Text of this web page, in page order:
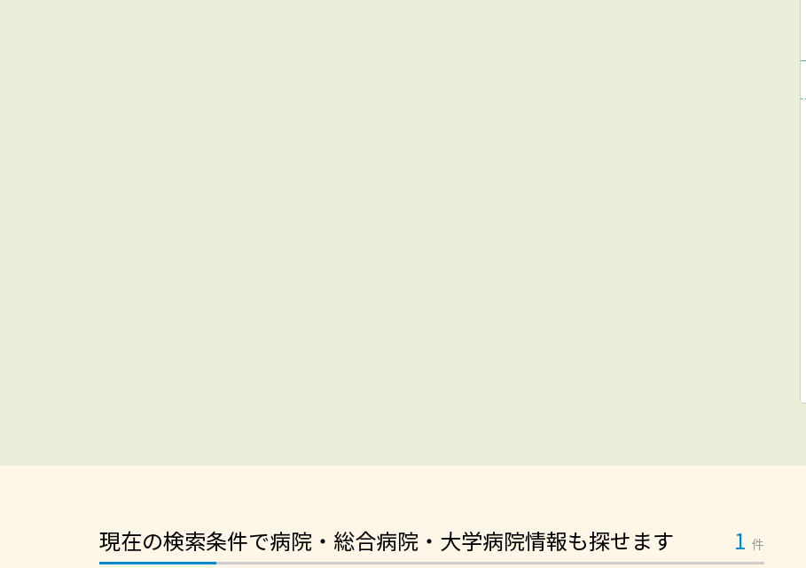
現在の検索条件で病院・総合病院・大学病院情報も探せます 1 件